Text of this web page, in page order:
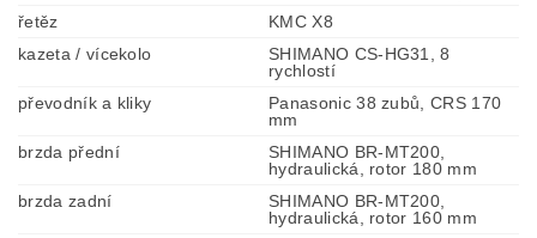
řetěz
KMC X8
kazeta / vícekolo
SHIMANO CS-HG31, 8
rychlostí
převodník a kliky
Panasonic 38 zubů, CRS 170
mm
brzda přední
SHIMANO BR-MT200,
hydraulická, rotor 180 mm
brzda zadní
SHIMANO BR-MT200,
hydraulická, rotor 160 mm